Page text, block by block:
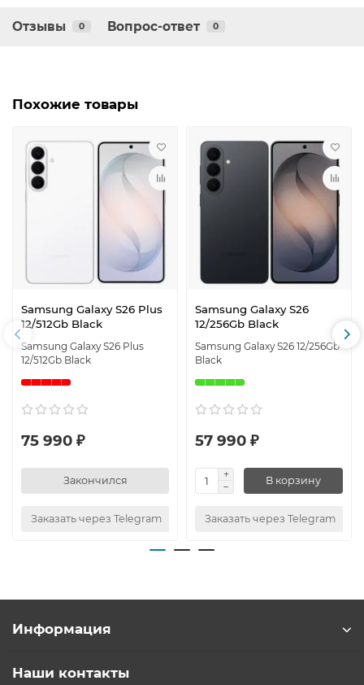
Отзывы 0 Вопрос-ответ 0
Похожие товары
Samsung Galaxy S26 Plus
12/512Gb Black
Samsung Galaxy S26 Plus
12/512Gb Black
75 990 ₽
Закончился
Заказать через Telegram
Samsung Galaxy S26
12/256Gb Black
Samsung Galaxy S26 12/256Gb
Black
57 990 ₽
В корзину
Заказать через Telegram
Информация
Наши контакты